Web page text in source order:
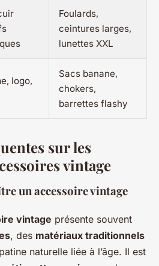
Foulards,
ceintures larges,
lunettes XXL
logo,
Sacs banane,
chokers,
barrettes flashy
sur les
vintage
un accessoire vintage
vintage présente souvent
, des matériaux traditionnels
naturelle liée à l’âge. Il est